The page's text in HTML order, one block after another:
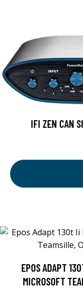
IFI ZEN CAN
EPOS ADAPT
MICROSOFT